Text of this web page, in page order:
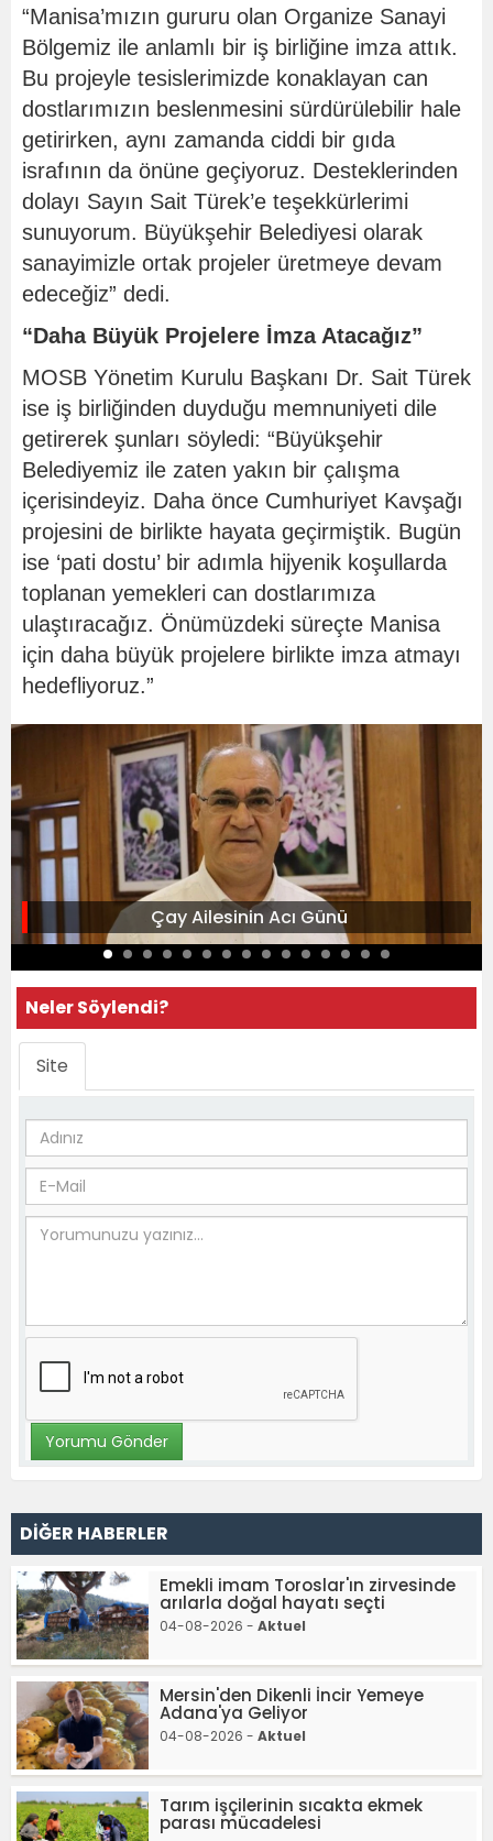
“Manisa’mızın gururu olan Organize Sanayi
Bölgemiz ile anlamlı bir iş birliğine imza attık.
Bu projeyle tesislerimizde konaklayan can
dostlarımızın beslenmesini sürdürülebilir hale
getirirken, aynı zamanda ciddi bir gıda
israfının da önüne geçiyoruz. Desteklerinden
dolayı Sayın Sait Türek’e teşekkürlerimi
sunuyorum. Büyükşehir Belediyesi olarak
sanayimizle ortak projeler üretmeye devam
edeceğiz” dedi.
“Daha Büyük Projelere İmza Atacağız”
MOSB Yönetim Kurulu Başkanı Dr. Sait Türek
ise iş birliğinden duyduğu memnuniyeti dile
getirerek şunları söyledi: “Büyükşehir
Belediyemiz ile zaten yakın bir çalışma
içerisindeyiz. Daha önce Cumhuriyet Kavşağı
projesini de birlikte hayata geçirmiştik. Bugün
ise ‘pati dostu’ bir adımla hijyenik koşullarda
toplanan yemekleri can dostlarımıza
ulaştıracağız. Önümüzdeki süreçte Manisa
için daha büyük projelere birlikte imza atmayı
hedefliyoruz.”
Çay Ailesinin Acı Günü
Neler Söylendi?
Site
DİĞER HABERLER
Emekli imam Toroslar'ın zirvesinde
arılarla doğal hayatı seçti
04-08-2026 - Aktuel
Mersin'den Dikenli İncir Yemeye
Adana'ya Geliyor
04-08-2026 - Aktuel
Tarım işçilerinin sıcakta ekmek
parası mücadelesi